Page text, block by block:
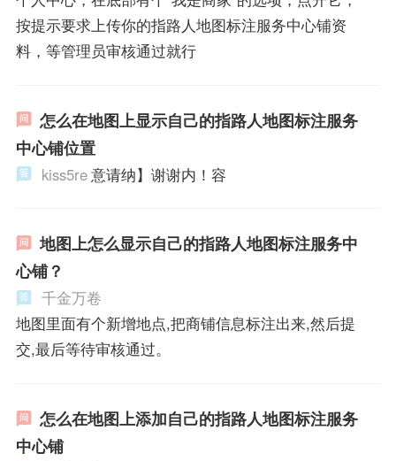
按提示要求上传你的指路人地图标注服务中心铺资
料，等管理员审核通过就行
怎么在地图上显示自己的指路人地图标注服务
中心铺位置
kiss5re意请纳】谢谢内！容
地图上怎么显示自己的指路人地图标注服务中
心铺？
千金万卷
地图里面有个新增地点,把商铺信息标注出来,然后提
交,最后等待审核通过。
怎么在地图上添加自己的指路人地图标注服务
中心铺